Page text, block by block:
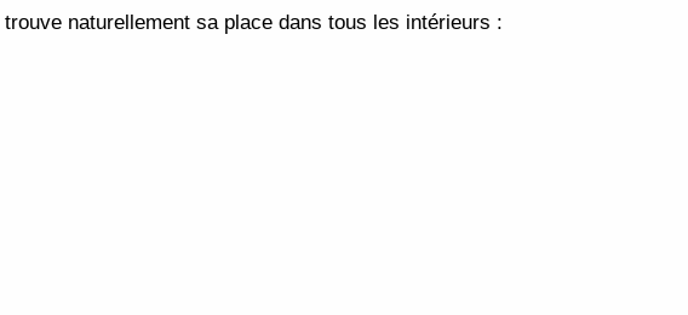
trouve naturellement sa place dans tous les intérieurs :